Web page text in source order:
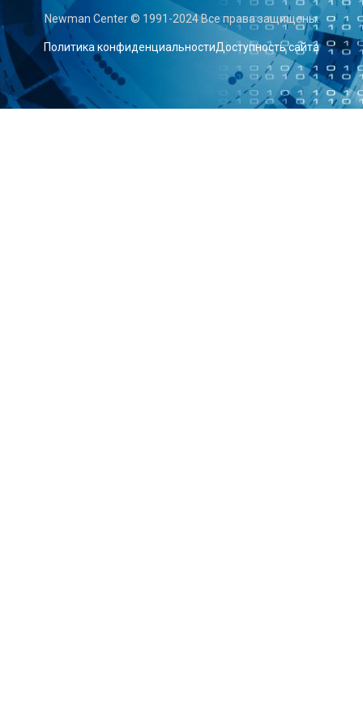
Newman Center © 1991-2024 Все права защищены.
Политика конфиденциальностиДоступность сайта